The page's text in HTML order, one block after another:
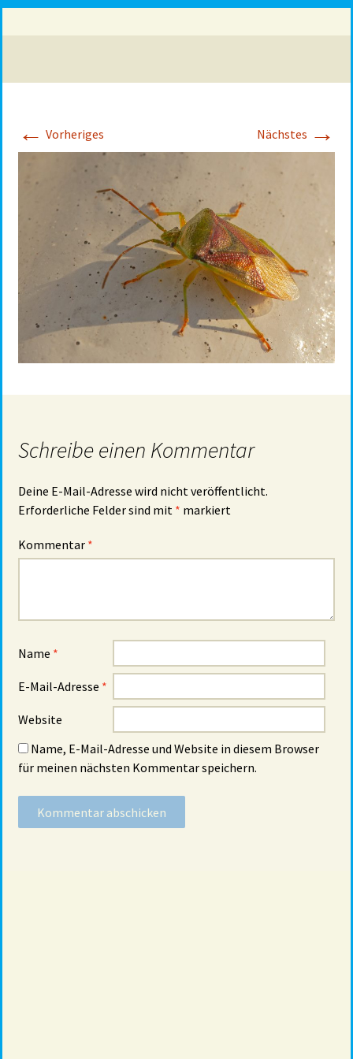
← Vorheriges Nächstes →
Schreibe einen Kommentar
Deine E-Mail-Adresse wird nicht veröffentlicht.
Erforderliche Felder sind mit * markiert
Kommentar *
Name *
E-Mail-Adresse *
Website
Name, E-Mail-Adresse und Website in diesem Browser
für meinen nächsten Kommentar speichern.